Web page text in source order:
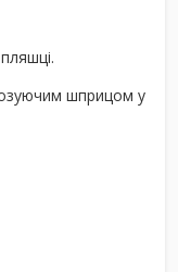
шприцом у